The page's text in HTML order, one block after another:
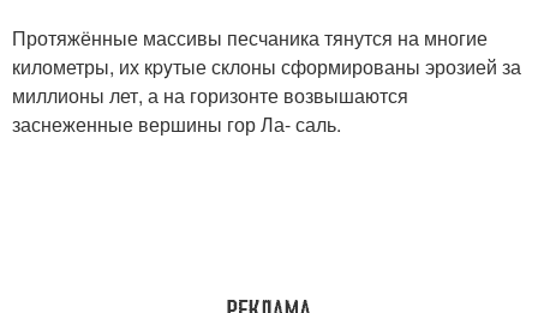
Протяжённые массивы песчаника тянутся на многие
километры, их кpyтые склоны сформированы эрозией за
миллионы лет, а на горизонте возвышаются
заснеженные вершины гор Ла- саль.